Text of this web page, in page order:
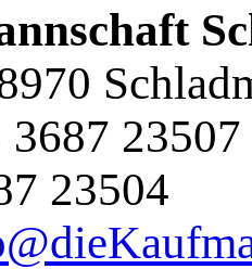
23507
23504